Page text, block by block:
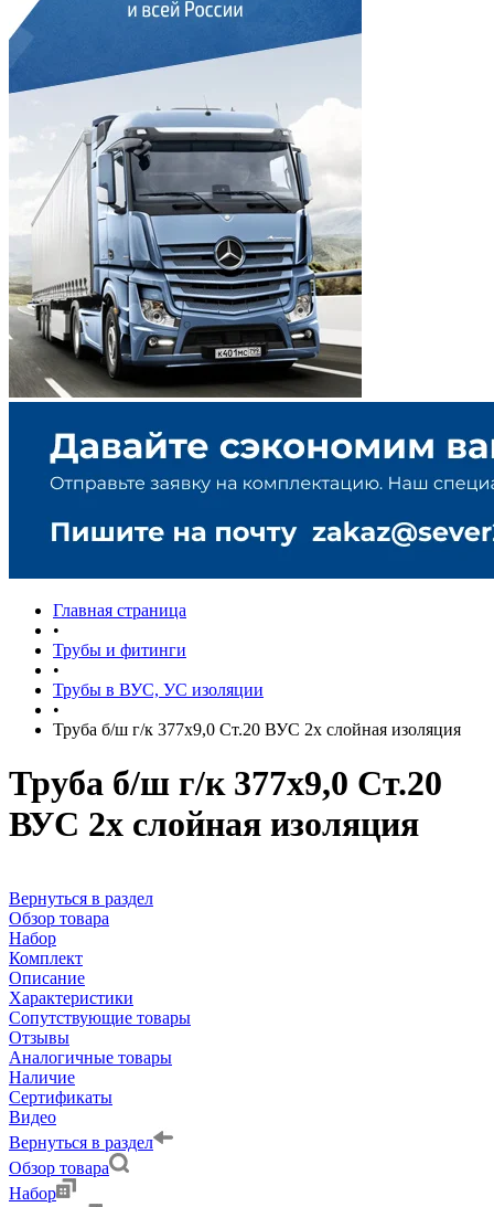
Главная страница
•
Трубы и фитинги
•
Трубы в ВУС, УС изоляции
•
Труба б/ш г/к 377х9,0 Ст.20 ВУС 2х слойная изоляция
Труба б/ш г/к 377х9,0 Ст.20
ВУС 2х слойная изоляция
Вернуться в раздел
Обзор товара
Набор
Комплект
Описание
Характеристики
Сопутствующие товары
Отзывы
Аналогичные товары
Наличие
Сертификаты
Видео
Вернуться в раздел
Обзор товара
Набор